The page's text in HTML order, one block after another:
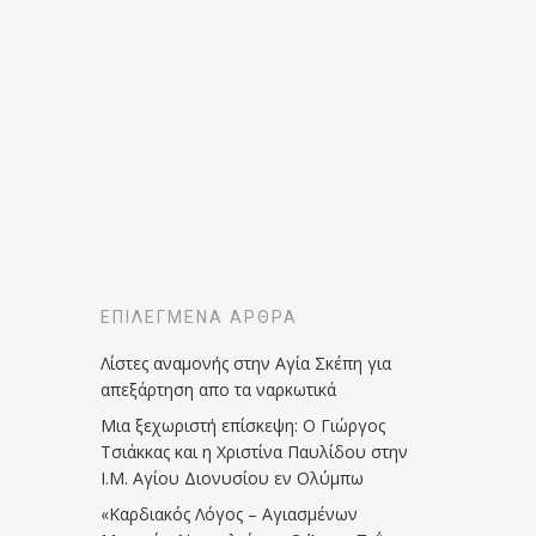
ΕΠΙΛΕΓΜΈΝΑ ΆΡΘΡΑ
Λίστες αναμονής στην Αγία Σκέπη για
απεξάρτηση απο τα ναρκωτικά
Μια ξεχωριστή επίσκεψη: Ο Γιώργος
Τσιάκκας και η Χριστίνα Παυλίδου στην
Ι.Μ. Αγίου Διονυσίου εν Ολύμπω
«Καρδιακός Λόγος – Αγιασμένων